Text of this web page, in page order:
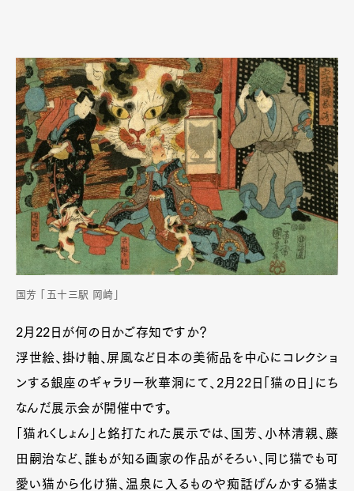
国芳 「五十三駅 岡崎」
2月22日が何の日かご存知ですか？
浮世絵、掛け軸、屏風など日本の美術品を中心にコレクショ
ンする銀座のギャラリー秋華洞にて、2月22日「猫の日」にち
なんだ展示会が開催中です。
「猫れくしょん」と銘打たれた展示では、国芳、小林清親、藤
田嗣治など、誰もが知る画家の作品がそろい、同じ猫でも可
愛い猫から化け猫、温泉に入るものや痴話げんかする猫ま